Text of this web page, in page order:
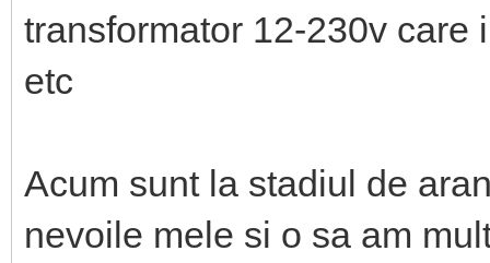
transformator 12-230v care
etc
Acum sunt la stadiul de
nevoile mele si o sa am